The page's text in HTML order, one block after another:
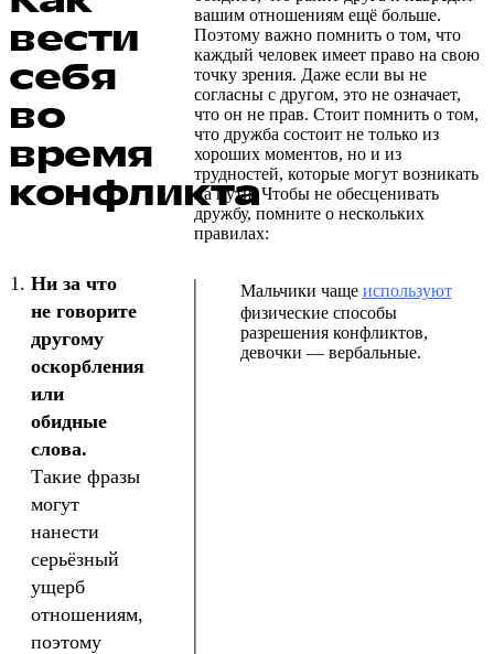
вести
себя
во
время
конфликта
вашим отношениям ещё больше.
Поэтому важно помнить о том, что
каждый человек имеет право на свою
точку зрения. Даже если вы не
согласны с другом, это не означает,
что он не прав. Стоит помнить о том,
что дружба состоит не только из
хороших моментов, но и из
трудностей, которые могут возникать
на пути. Чтобы не обесценивать
дружбу, помните о нескольких
правилах:
Ни за что
не говорите
другому
оскорбления
или
обидные
слова.
Такие фразы
могут
нанести
серьёзный
ущерб
отношениям,
поэтому
Мальчики чаще используют
физические способы
разрешения конфликтов,
девочки — вербальные.